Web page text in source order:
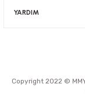
YARDIM
Copyright 2022 ©